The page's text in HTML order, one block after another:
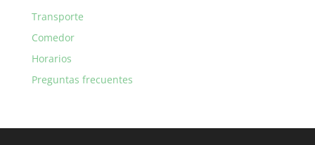
Transporte
Comedor
Horarios
Preguntas frecuentes